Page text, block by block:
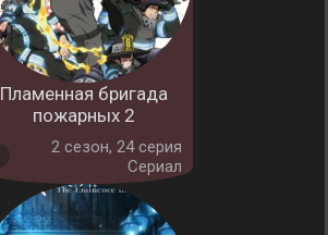
Пламенная бригада
пожарных 2
2 cезон, 24 серия
Сериал